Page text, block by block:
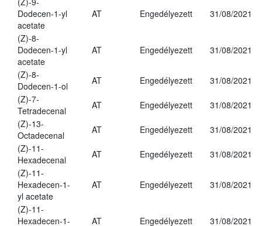
Dodecen-1-yl
acetate
AT Engedélyezett 31/08/2021
(Z)-8-
Dodecen-1-yl
acetate
AT Engedélyezett 31/08/2021
(Z)-8-
Dodecen-1-ol
AT Engedélyezett
31/08/2021
(Z)-7-
Tetradecenal
AT Engedélyezett
31/08/2021
(Z)-13-
Octadecenal
AT Engedélyezett
31/08/2021
(Z)-11-
Hexadecenal
AT Engedélyezett
31/08/2021
(Z)-11-
Hexadecen-1-
yl acetate
AT Engedélyezett 31/08/2021
(Z)-11-
Hexadecen-1-
AT Engedélyezett 31/08/2021